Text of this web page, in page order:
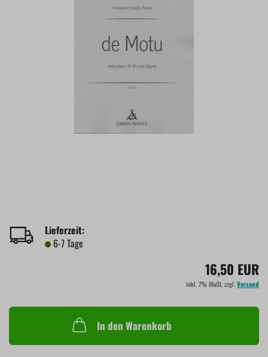
Lieferzeit:
6-7 Tage
16,50 EUR
inkl. 7% MwSt. zzgl.Versand
In den Warenkorb